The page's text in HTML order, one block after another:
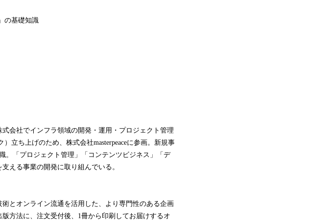
の基礎知識
会社でインフラ領域の開発・運用・プロジェクト管理
立ち上げのため、株式会社masterpeaceに参画。新規事
。「プロジェクト管理」「コンテンツビジネス」「デ
える事業の開発に取り組んでいる。
とオンライン流通を活用した、より専門性のある企画
方法に、注文受付後、1冊から印刷してお届けするオ